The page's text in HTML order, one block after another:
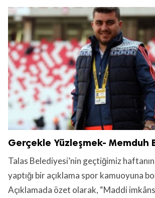
Gerçekle Yüzleşmek- Memduh
Talas Belediyesi’nin geçtiğimiz
yaptığı bir açıklama spor kamuoyuna
Açıklamada özet olarak, “Maddi